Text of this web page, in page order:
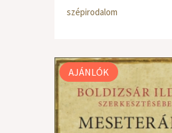
szépirodalom
AJÁNLÓK